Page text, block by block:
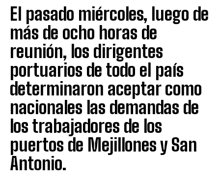
El pasado miércoles, luego de
más de ocho horas de
reunión, los dirigentes
portuarios de todo el país
determinaron aceptar como
nacionales las demandas de
los trabajadores de los
puertos de Mejillones y San
Antonio.